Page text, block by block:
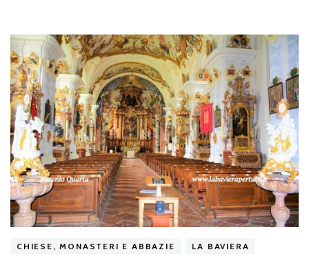
CHIESE, MONASTERI E ABBAZIE LA BAVIERA